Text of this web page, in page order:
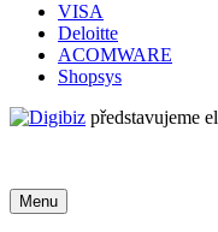
VISA
Deloitte
ACOMWARE
Shopsys
představujeme
Menu